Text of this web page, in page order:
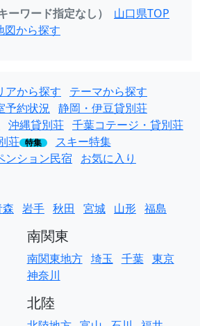
ーワード指定なし）
山口県TOP
図から探す
アから探す
テーマから探す
予約状況 静岡・伊豆貸別荘
沖縄貸別荘 千葉コテージ・貸別荘
荘 特集
スキー特集
ンション民宿 お気に入り
岩手 秋田 宮城 山形 福島
南関東
南関東地方 埼玉 千葉 東京
神奈川
北陸